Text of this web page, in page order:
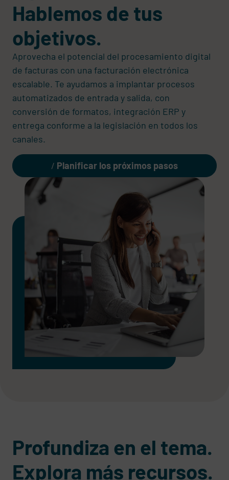
Hablemos de tus
objetivos.
Aprovecha el potencial del procesamiento digital
de facturas con una facturación electrónica
escalable. Te ayudamos a implantar procesos
automatizados de entrada y salida, con
conversión de formatos, integración ERP y
entrega conforme a la legislación en todos los
canales.
Planificar los próximos pasos
Profundiza en el tema.
Explora más recursos.